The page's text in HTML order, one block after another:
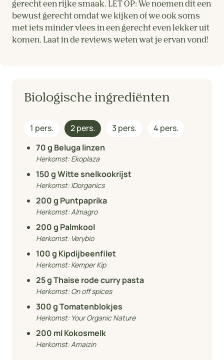
gerecht een rijke smaak. LET OP: We noemen dit een
bewust gerecht omdat we kijken of we ook soms
met iets minder vlees in een gerecht even lekker uit
komen. Laat in de reviews weten wat je ervan vond!
Biologische ingrediënten
1 pers. 2 pers. 3 pers.
4 pers.
70g Beluga linzen
Herkomst:Ekoplaza
150g Witte snelkookrijst
Herkomst:IDorganics
200g Puntpaprika
Herkomst:Almagro
200g Palmkool
Herkomst: Verybio
100g Kipdijbeenfilet
Herkomst:Kemper Kip
25g Thaise rode curry pasta
Herkomst:On off spices
300g Tomatenblokjes
Herkomst: Your Organic Nature
200 ml Kokosmelk
Herkomst:Amaizin